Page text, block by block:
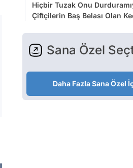
Hiçbir Tuzak Onu
Çiftçilerin Baş Belası Olan
Sana Özel
Daha Fazla Sana Özel